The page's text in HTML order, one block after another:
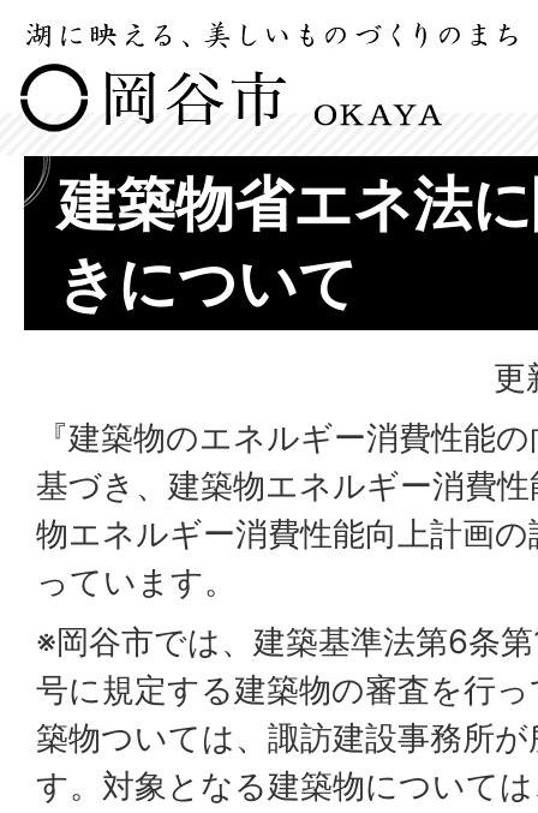
建築物省エネ法
きについて
更
『建築物のエネルギー消費性能
基づき、建築物エネルギー消費
物エネルギー消費性能向上計画
っています。
※岡谷市では、建築基準法第6条
号に規定する建築物の審査を行
築物ついては、諏訪建設事務所
す。対象となる建築物について